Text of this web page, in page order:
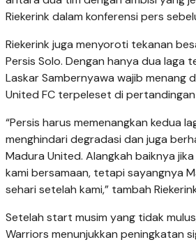
Riekerink dalam konferensi pers
Riekerink juga menyoroti tekanan
Persis Solo. Dengan hanya dua laga
Laskar Sambernyawa wajib menang
United FC terpeleset di pertandingan
“Persis harus memenangkan kedua
menghindari degradasi dan juga
Madura United. Alangkah baiknya
kami bersamaan, tetapi sayangnya
sehari setelah kami,” tambah
Setelah start musim yang tidak
Warriors menunjukkan peningkatan